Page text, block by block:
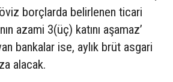
borçlarda belirlenen ticari
azami 3(üç) katını aşamaz’
bankalar ise, aylık brüt asgari
alacak.